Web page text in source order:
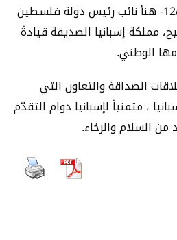
رام الله- 12/10/2025- هنأ نائب رئيس دولة فلسطين
مملكة إسبانيا الصديقة قيادةً
الوطني.
الصداقة والتعاون التي
، متمنياً لإسبانيا دوام التقدّم
من السلام والرخاء.